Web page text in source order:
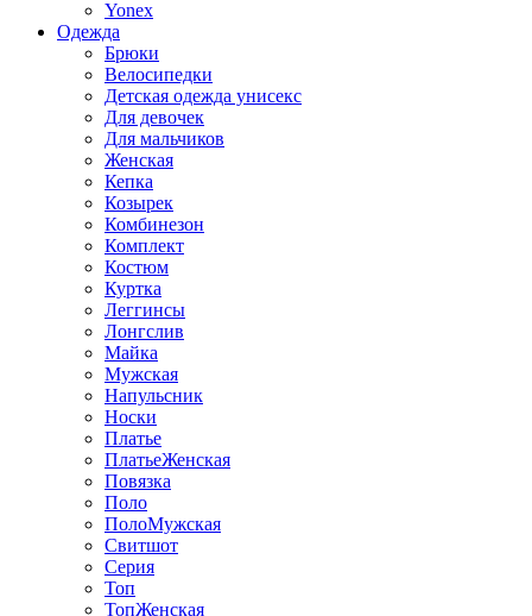
Yonex
Одежда
Брюки
Велосипедки
Детская одежда унисекс
Для девочек
Для мальчиков
Женская
Кепка
Козырек
Комбинезон
Комплект
Костюм
Куртка
Леггинсы
Лонгслив
Майка
Мужская
Напульсник
Носки
Платье
ПлатьеЖенская
Повязка
Поло
ПолоМужская
Свитшот
Серия
Топ
ТопЖенская